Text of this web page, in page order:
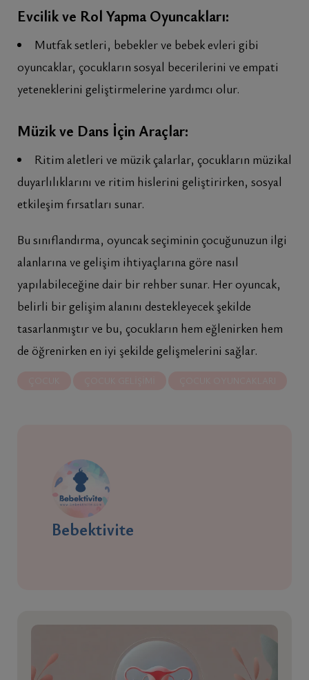
Evcilik ve Rol Yapma Oyuncakları:
Mutfak setleri, bebekler ve bebek evleri gibi
oyuncaklar, çocukların sosyal becerilerini ve empati
yeteneklerini geliştirmelerine yardımcı olur.
Müzik ve Dans İçin Araçlar:
Ritim aletleri ve müzik çalarlar, çocukların müzikal
duyarlılıklarını ve ritim hislerini geliştirirken, sosyal
etkileşim fırsatları sunar.
Bu sınıflandırma, oyuncak seçiminin çocuğunuzun ilgi
alanlarına ve gelişim ihtiyaçlarına göre nasıl
yapılabileceğine dair bir rehber sunar. Her oyuncak,
belirli bir gelişim alanını destekleyecek şekilde
tasarlanmıştır ve bu, çocukların hem eğlenirken hem
de öğrenirken en iyi şekilde gelişmelerini sağlar.
Bebektivite